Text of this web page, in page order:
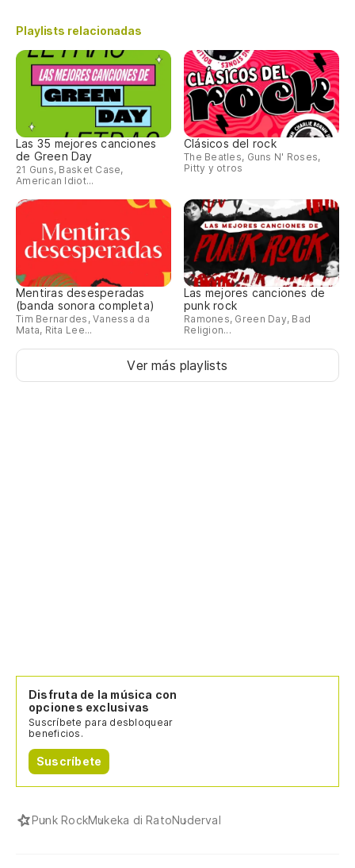
Playlists relacionadas
Las 35 mejores canciones
de Green Day
21 Guns, Basket Case,
American Idiot...
Clásicos del rock
The Beatles, Guns N' Roses,
Pitty y otros
Mentiras desesperadas
(banda sonora completa)
Tim Bernardes, Vanessa da
Mata, Rita Lee...
Las mejores canciones de
punk rock
Ramones, Green Day, Bad
Religion...
Ver más playlists
Disfruta de la música con
opciones exclusivas
Suscríbete para desbloquear
beneficios.
Suscríbete
Punk RockMukeka di RatoNuderval